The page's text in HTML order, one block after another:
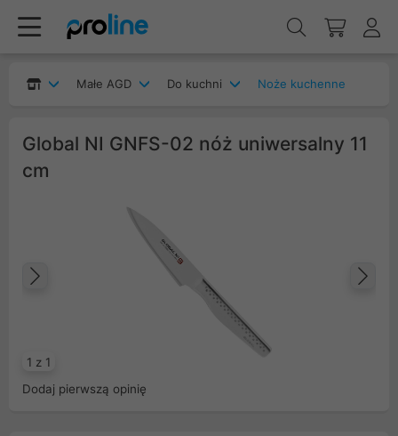
Małe AGD Do kuchni Noże kuchenne
Global NI GNFS-02 nóż uniwersalny 11
cm
1 z 1
Dodaj pierwszą opinię